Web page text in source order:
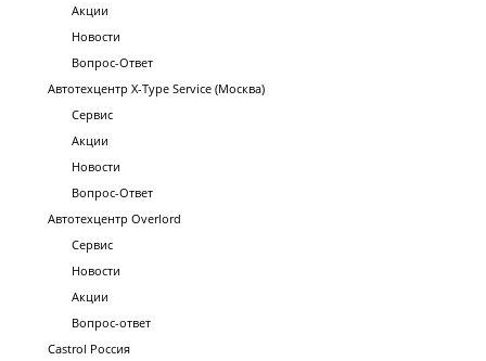
Акции
Новости
Вопрос-Ответ
Автотехцентр X-Type Service (Москва)
Сервис
Акции
Новости
Вопрос-Ответ
Автотехцентр Overlord
Сервис
Новости
Акции
Вопрос-ответ
Castrol Россия